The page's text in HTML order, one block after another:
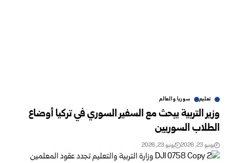
تعليم سوريا والعالم
وزير التربية يبحث مع السفير السوري في تركيا أوضاع
الطلاب السوريين
يونيو 23, 2026 يونيو 23, 2026